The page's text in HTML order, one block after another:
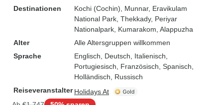
Destinationen
Kochi (Cochin) , Munnar, Eravikulam
National Park , Thekkady, Periyar
Nationalpark , Kumarakom , Alappuzha
Alter
Alle Altersgruppen willkommen
Sprache
Englisch, Deutsch, Italienisch,
Portugiesisch, Französisch, Spanisch,
Holländisch, Russisch
Reiseveranstalter Holidays At